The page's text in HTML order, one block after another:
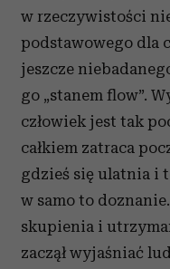
w rzeczywistości
podstawowego dla
jeszcze
go „stanem flow”.
człowiek jest tak
całkiem zatraca
gdzieś się ulatnia i
w samo to
skupienia i
zaczął wyjaśniać